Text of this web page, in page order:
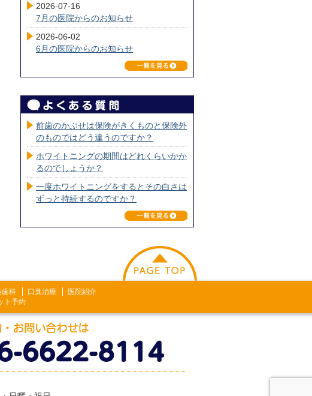
2026-07-16
7月の医院からのお知らせ
2026-06-02
6月の医院からのお知らせ
前歯のかぶせは保険がきくものと保険外
のものではどう違うのですか？
ホワイトニングの期間はどれくらいかか
るのでしょうか？
一度ホワイトニングをするとその白さは
ずっと持続するのですか？
歯科 口臭治療
医院紹介
ト予約